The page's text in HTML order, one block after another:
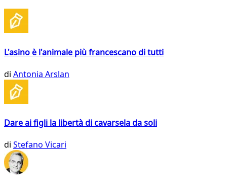
L'asino è l'animale più francescano di tutti
di Antonia Arslan
Dare ai figli la libertà di cavarsela da soli
di Stefano Vicari